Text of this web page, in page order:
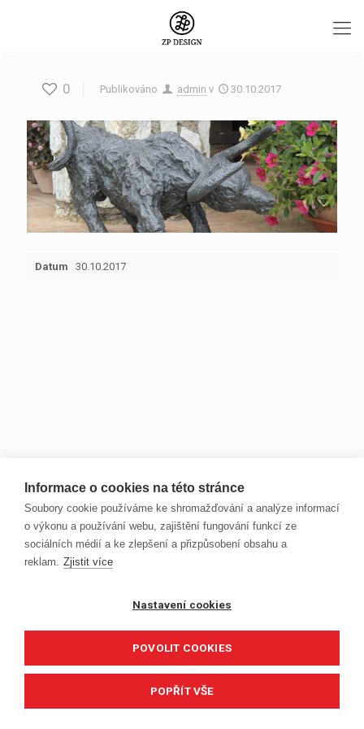
0 Publikováno admin v 30.10.2017
Datum 30.10.2017
Informace o cookies na této stránce
Soubory cookie používáme ke shromažďování a analýze informací
o výkonu a používání webu, zajištění fungování funkcí ze
sociálních médií a ke zlepšení a přizpůsobení obsahu a
reklam. Zjistit více
Nastavení cookies
POVOLIT COOKIES
POPŘÍT VŠE